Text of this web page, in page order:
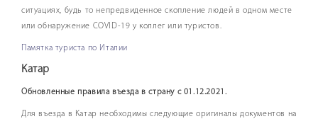
ситуациях, будь то непредвиденное скопление людей в одном месте
или обнаружение COVID-19 у коллег или туристов.
Памятка туриста по Италии
Катар
Обновленные правила въезда в страну c 01.12.2021.
Для въезда в Катар необходимы следующие оригиналы документов на